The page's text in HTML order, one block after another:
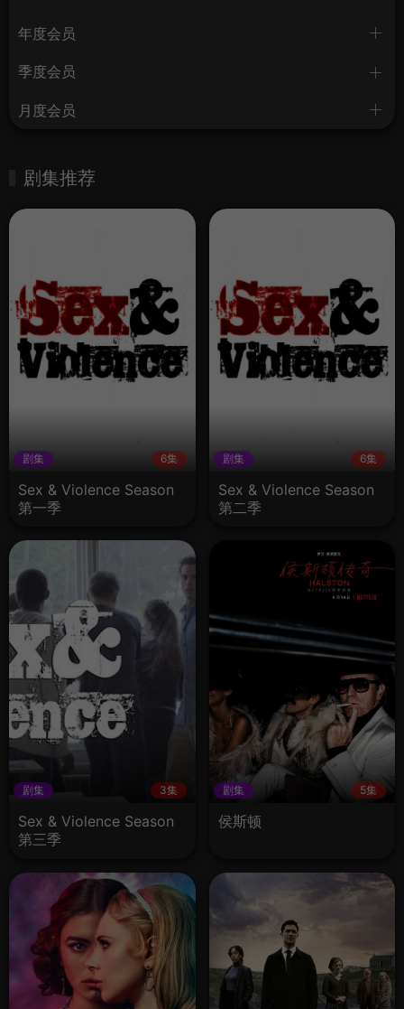
年度会员
季度会员
月度会员
剧集推荐
剧集 6集
Sex & Violence Season
第一季
剧集 6集
Sex & Violence Season
第二季
剧集 3集
Sex & Violence Season
第三季
剧集 5集
侯斯顿